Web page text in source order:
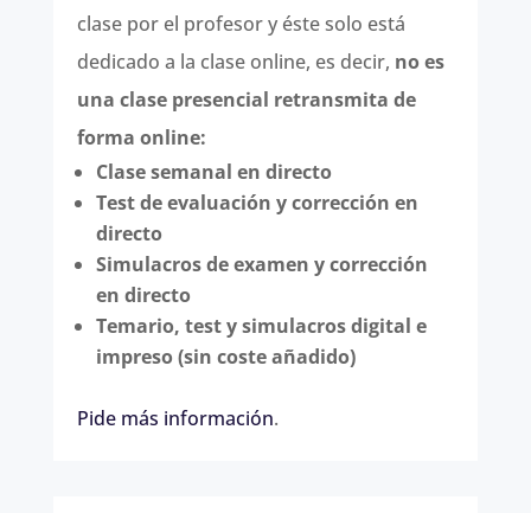
clase por el profesor y éste solo está
dedicado a la clase online, es decir, no es
una clase presencial retransmita de
forma online:
Clase semanal en directo
Test de evaluación y corrección en
directo
Simulacros de examen y corrección
en directo
Temario, test y simulacros digital e
impreso (sin coste añadido)
Pide más información.